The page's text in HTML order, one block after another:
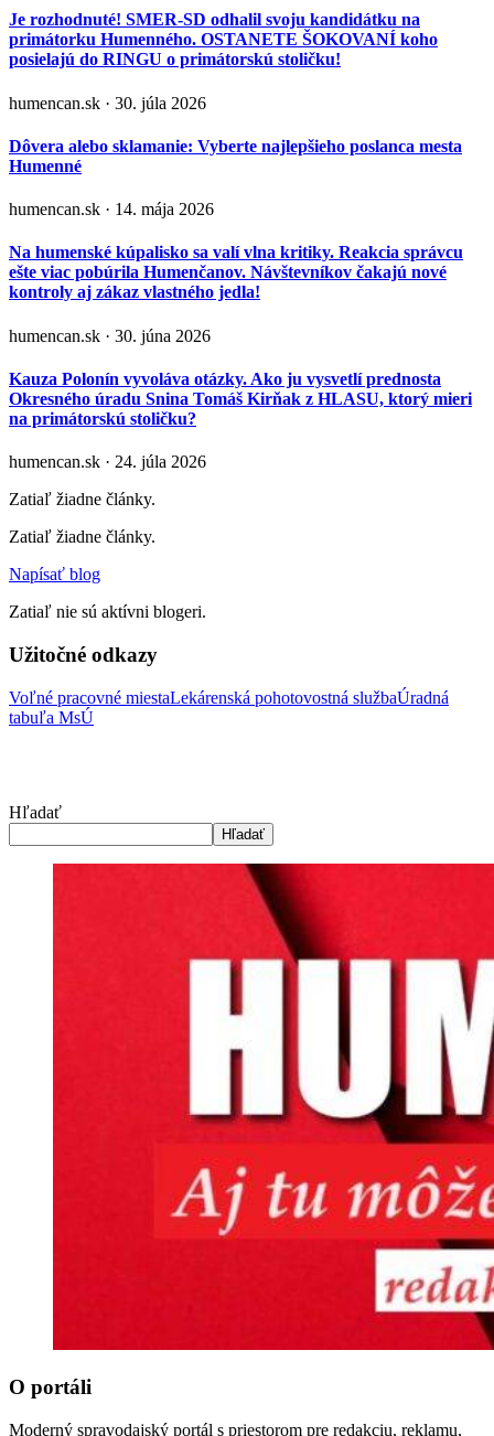
Je rozhodnuté! SMER-SD odhalil svoju kandidátku na
primátorku Humenného. OSTANETE ŠOKOVANÍ koho
posielajú do RINGU o primátorskú stoličku!
humencan.sk · 30. júla 2026
Dôvera alebo sklamanie: Vyberte najlepšieho poslanca mesta
Humenné
humencan.sk · 14. mája 2026
Na humenské kúpalisko sa valí vlna kritiky. Reakcia správcu
ešte viac pobúrila Humenčanov. Návštevníkov čakajú nové
kontroly aj zákaz vlastného jedla!
humencan.sk · 30. júna 2026
Kauza Polonín vyvoláva otázky. Ako ju vysvetlí prednosta
Okresného úradu Snina Tomáš Kirňak z HLASU, ktorý mieri
na primátorskú stoličku?
humencan.sk · 24. júla 2026
Zatiaľ žiadne články.
Zatiaľ žiadne články.
Napísať blog
Zatiaľ nie sú aktívni blogeri.
Užitočné odkazy
Voľné pracovné miestaLekárenská pohotovostná službaÚradná
tabuľa MsÚ
Hľadať
Hľadať
O portáli
Moderný spravodajský portál s priestorom pre redakciu, reklamu,